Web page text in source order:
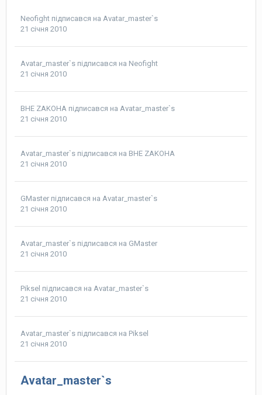
Neofight підписався на Avatar_master`s
21 січня 2010
Avatar_master`s підписався на Neofight
21 січня 2010
BHE ZAKOHA підписався на Avatar_master`s
21 січня 2010
Avatar_master`s підписався на BHE ZAKOHA
21 січня 2010
GMaster підписався на Avatar_master`s
21 січня 2010
Avatar_master`s підписався на GMaster
21 січня 2010
Piksel підписався на Avatar_master`s
21 січня 2010
Avatar_master`s підписався на Piksel
21 січня 2010
Avatar_master`s